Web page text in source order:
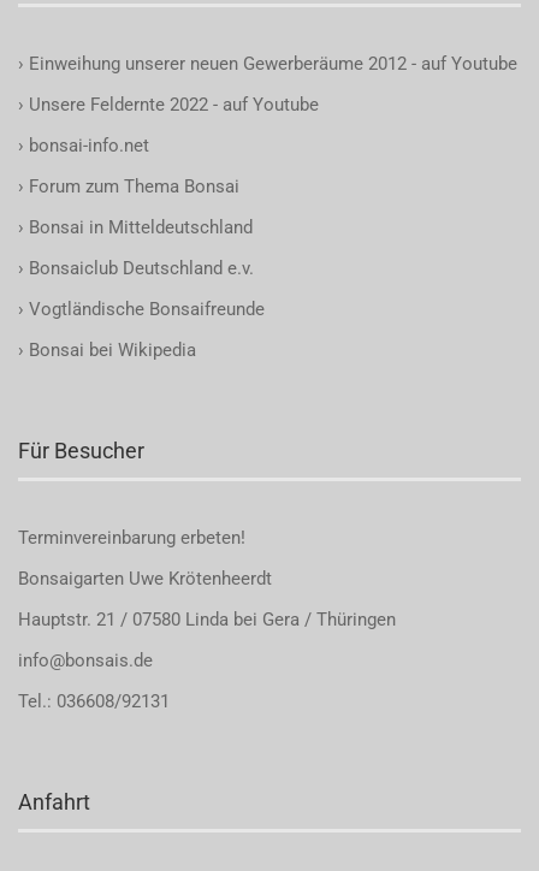
› Einweihung unserer neuen Gewerberäume 2012 - auf Youtube
› Unsere Feldernte 2022 - auf Youtube
› bonsai-info.net
› Forum zum Thema Bonsai
› Bonsai in Mitteldeutschland
› Bonsaiclub Deutschland e.v.
› Vogtländische Bonsaifreunde
› Bonsai bei Wikipedia
Für Besucher
Terminvereinbarung erbeten!
Bonsaigarten Uwe Krötenheerdt
Hauptstr. 21 / 07580 Linda bei Gera / Thüringen
info@bonsais.de
Tel.: 036608/92131
Anfahrt